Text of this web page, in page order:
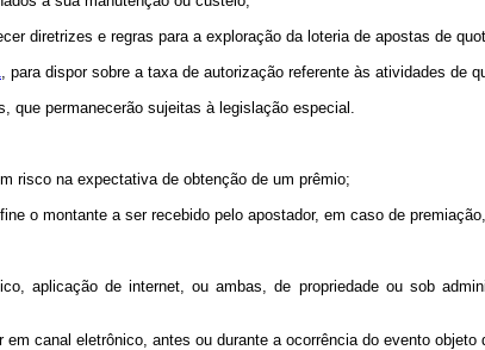
diretrizes e regras para a exploração da loteria de apostas de
, para dispor sobre a taxa de autorização referente às atividades de
que permanecerão sujeitas à legislação especial.
risco na expectativa de obtenção de um prêmio;
o montante a ser recebido pelo apostador, em caso de
aplicação de internet, ou ambas, de propriedade ou sob
canal eletrônico, antes ou durante a ocorrência do evento objeto